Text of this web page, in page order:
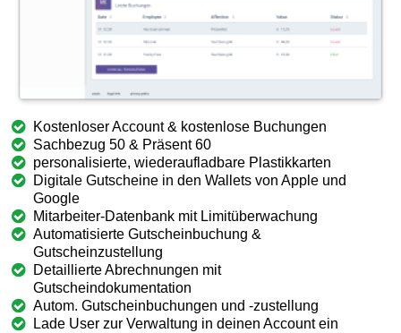
Kostenloser Account & kostenlose Buchungen
Sachbezug 50 & Präsent 60
personalisierte, wiederaufladbare Plastikkarten
Digitale Gutscheine in den Wallets von Apple und
Google
Mitarbeiter-Datenbank mit Limitüberwachung
Automatisierte Gutscheinbuchung &
Gutscheinzustellung
Detaillierte Abrechnungen mit
Gutscheindokumentation
Autom. Gutscheinbuchungen und -zustellung
Lade User zur Verwaltung in deinen Account ein